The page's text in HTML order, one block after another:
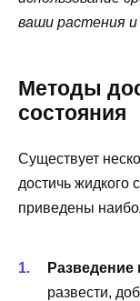
ваши растения и
Методы
состояния
Существует
достичь жидкого
приведены
Разведение
развести,